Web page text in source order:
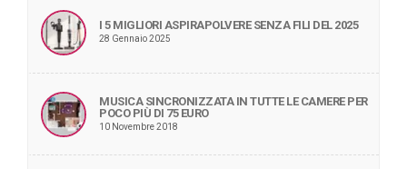
I 5 MIGLIORI ASPIRAPOLVERE SENZA FILI DEL 2025
28 Gennaio 2025
MUSICA SINCRONIZZATA IN TUTTE LE CAMERE PER
POCO PIÙ DI 75 EURO
10 Novembre 2018